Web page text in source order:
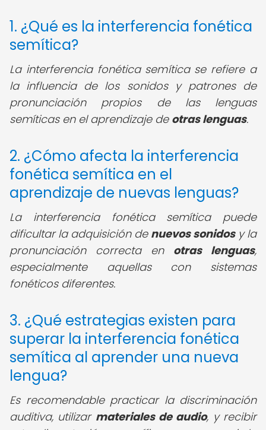
1. ¿Qué es la interferencia fonética
semítica?
La interferencia fonética semítica se refiere a
la influencia de los sonidos y patrones de
pronunciación propios de las lenguas
semíticas en el aprendizaje de otras lenguas.
2. ¿Cómo afecta la interferencia
fonética semítica en el
aprendizaje de nuevas lenguas?
La interferencia fonética semítica puede
dificultar la adquisición de nuevos sonidosy la
pronunciación correcta en otras lenguas,
especialmente aquellas con sistemas
fonéticos diferentes.
3. ¿Qué estrategias existen para
superar la interferencia fonética
semítica al aprender una nueva
lengua?
Es recomendable practicar la discriminación
auditiva, utilizar materiales de audio, y recibir